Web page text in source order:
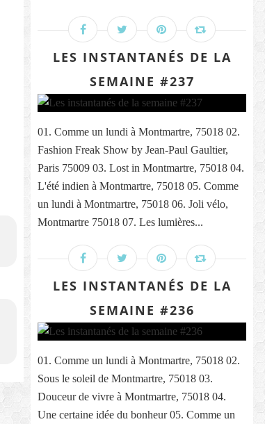
LES INSTANTANÉS DE LA
SEMAINE #237
01. Comme un lundi à Montmartre, 75018 02.
Fashion Freak Show by Jean-Paul Gaultier,
Paris 75009 03. Lost in Montmartre, 75018 04.
L'été indien à Montmartre, 75018 05. Comme
un lundi à Montmartre, 75018 06. Joli vélo,
Montmartre 75018 07. Les lumières...
LES INSTANTANÉS DE LA
SEMAINE #236
01. Comme un lundi à Montmartre, 75018 02.
Sous le soleil de Montmartre, 75018 03.
Douceur de vivre à Montmartre, 75018 04.
Une certaine idée du bonheur 05. Comme un